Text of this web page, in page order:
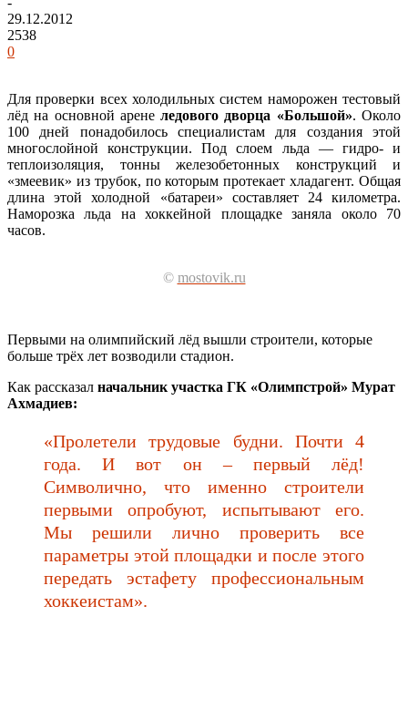
29.12.2012
2538
0
Для проверки всех холодильных систем наморожен тестовый
лёд на основной аренеледового дворца «Большой». Около
100 дней понадобилось специалистам для создания этой
многослойной конструкции. Под слоем льда — гидро- и
теплоизоляция, тонны железобетонных конструкций и
«змеевик» из трубок, по которым протекает хладагент. Общая
длина этой холодной «батареи» составляет 24 километра.
Наморозка льда на хоккейной площадке заняла около 70
часов.
© mostovik.ru
Первыми на олимпийский лёд вышли строители, которые
больше трёх лет возводили стадион.
Как рассказал начальник участка ГК «Олимпстрой» Мурат
Ахмадиев:
«Пролетели трудовые будни. Почти 4
года. И вот он – первый лёд!
Символично, что именно строители
первыми опробуют, испытывают его.
Мы решили лично проверить все
параметры этой площадки и после этого
передать эстафету профессиональным
хоккеистам».